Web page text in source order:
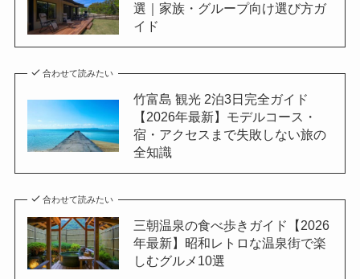
選｜家族・グループ向け選び方ガ
イド
合わせて読みたい
竹富島 観光 2泊3日完全ガイド
【2026年最新】モデルコース・
宿・アクセスまで失敗しない旅の
全知識
合わせて読みたい
三朝温泉の食べ歩きガイド【2026
年最新】昭和レトロな温泉街で楽
しむグルメ10選